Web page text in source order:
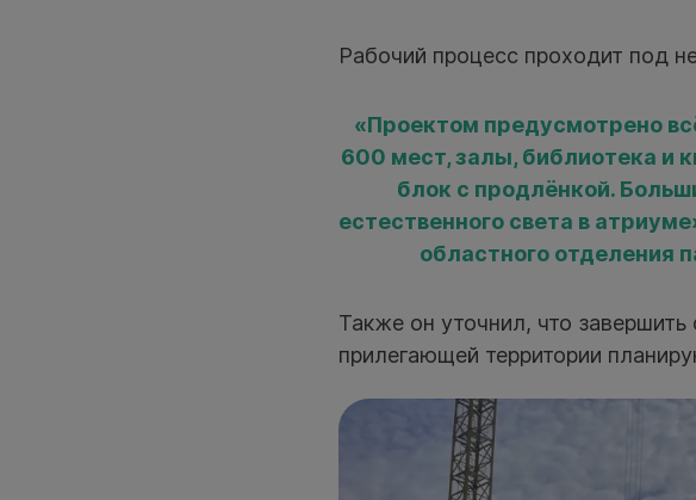
Рабочий процесс проходит под
«Проектом предусмотрено
600 мест, залы, библиотека и
блок с продлёнкой.
естественного света в
областного отделения
Также он уточнил, что завершить
прилегающей территории